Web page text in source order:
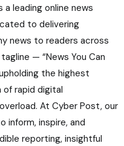
leading online news
to delivering
news to readers across
— “News You Can
the highest
of rapid digital
At Cyber Post, our
inform, inspire, and
reporting, insightful